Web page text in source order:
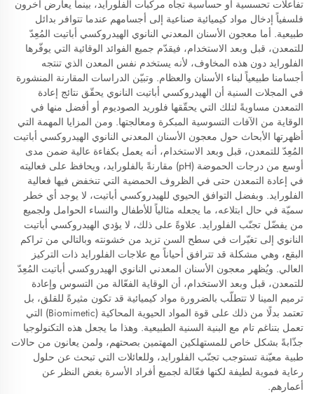
تفاعلات تحسسية أو حساسية تجاه مركبات الفلورايد، بينما يعارض آخرون
فلسفياً إدخال مواد كيميائية صناعية إلى أجسامهم عندما تتوافر بدائل
طبيعية. أما معجون الأسنان المعدني النانوي الهيدروكسي أباتيت المُعِدّ
للتمعدن، قبل وبعد الاستخدام، فيقدّم جميع الفوائد الوقائية التي يوفّرها
الفلورايد دون هذه المخاوف، لأنه يستخدم نفس المعدن الذي تنتجه
أجسامنا طبيعياً لبناء الأسنان والعظام. وتبيّن الدراسات المقارنة المنشورة
في المجلات السنية أن الهيدروكسي أباتيت النانوي يحقّق نتائج إعادة
التمعدن مساويةً لتلك التي يحقّقها فلوريد الصوديوم أو أفضل منها في
الوقاية من الآفات التسوسية المبكرة ومعالجتها. ومن المزايا المهمة التي
أظهرتها الأبحاث حول معجون الأسنان المعدني النانوي الهيدروكسي أباتيت
المُعِدّ للتمعدن، قبل وبعد الاستخدام، أنه يعمل بكفاءة عالية ضمن مدى
أوسع من درجات الحموضة (pH) مقارنةً بالفلورايد، ويحافظ على فعاليته
في إعادة التمعدن حتى في الظروف الحمضية التي تنخفض فيها فعالية
الفلورايد. وبفضل التوافق الحيوي للهيدروكسي أباتيت، لا يوجد أي خطر
سميّة في حال ابتلاعه، ما يجعله مثالياً للأطفال والنساء الحوامل ولجميع
من يفضّل تجنّب الفلورايد. علاوةً على ذلك، لا يؤدي الهيدروكسي أباتيت
النانوي إلى تغيّرات في سطح السن تزيد من خشونته وبالتالي من تراكم
البقع، وهي مشكلة قد تترافق أحياناً مع علاجات الفلورايد ذات التركيز
العالي. ويُظهر معجون الأسنان المعدني النانوي الهيدروكسي أباتيت المُعِدّ
للتمعدن، قبل وبعد الاستخدام، أن الوقاية الفعّالة من التسوس وإعادة
ترميم المينا لا تتطلّب بالضرورة مواد كيميائية قد تكون مثيرةً للقلق، بل
تعتمد بدلًا من ذلك على قوة المواد الحيوية المحاكية (Biomimetic) التي
تعمل بتناغم تام مع البنية السنية الطبيعية. وهذا ما يجعل هذه التكنولوجيا
جذّابةً بشكل خاص للمستهلكين المهتمين بصحتهم، ولمن يعانون من حالات
طبية معيّنة تستوجب تجنّب الفلورايد، وللعائلات التي تبحث عن حلول
رعاية فموية لطيفة لكنها فعّالة لجميع أفراد الأسرة بغض النظر عن
أعمارهم.